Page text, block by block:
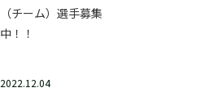
（チーム）選手募集
中！！
2022.12.04